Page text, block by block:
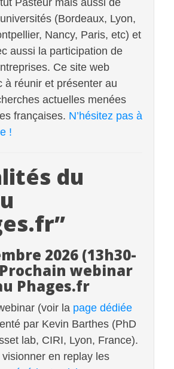
Pasteur mais aussi de
(Bordeaux, Lyon,
Nancy, Paris, etc) et
aussi la participation de
Ce site web
à réunir et présenter au
actuelles menées
françaises. N’hésitez pas à
!
du
2026 (13h30-
webinar
Phages.fr
(voir la page dédiée
par Kevin Barthes (PhD
lab, CIRI, Lyon, France).
en replay les